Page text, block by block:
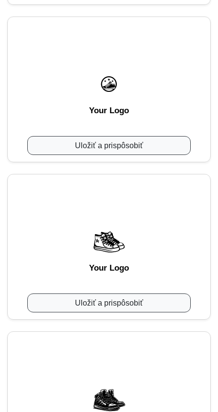
Your Logo
Uložiť a prispôsobiť
Your Logo
Uložiť a prispôsobiť